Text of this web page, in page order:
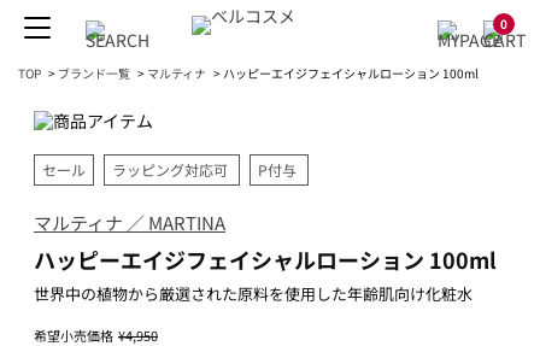
0
TOP > ブランド一覧 > マルティナ > ハッピーエイジフェイシャルローション 100ml
セール ラッピング対応可 P付与
マルティナ ／ MARTINA
ハッピーエイジフェイシャルローション 100ml
世界中の植物から厳選された原料を使用した年齢肌向け化粧水
希望小売価格 ¥4,950